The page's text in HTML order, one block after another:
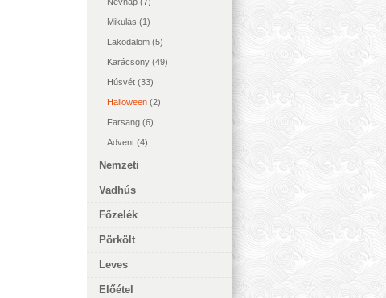
Mikulás (1)
Lakodalom (5)
Karácsony (49)
Húsvét (33)
Halloween (2)
Farsang (6)
Advent (4)
Nemzeti
Vadhús
Főzelék
Pörkölt
Leves
Előétel